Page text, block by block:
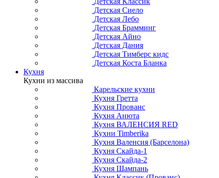
Детская Сиело
Детская Лебо
Детская Брамминг
Детская Айно
Детская Дания
Детская Тимберс кидс
Детская Коста Бланка
Кухня
Кухни из массива
Карельские кухни
Кухня Гретта
Кухня Прованс
Кухня Анюта
Кухня ВАЛЕНСИЯ RED
Кухни Timberika
Кухня Валенсия (Барселона)
Кухня Скайда-1
Кухня Скайда-2
Кухня Шампань